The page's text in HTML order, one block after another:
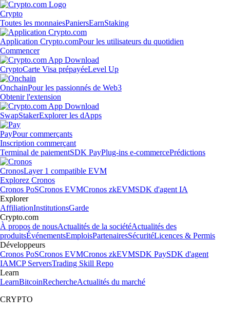
Crypto
Toutes les monnaiesPaniersEarnStaking
Application Crypto.comPour les utilisateurs du quotidien
Commencer
CryptoCarte Visa prépayéeLevel Up
OnchainPour les passionnés de Web3
Obtenir l'extension
SwapStakerExplorer les dApps
PayPour commerçants
Inscription commerçant
Terminal de paiementSDK PayPlug-ins e-commercePrédictions
CronosLayer 1 compatible EVM
Explorez Cronos
Cronos PoSCronos EVMCronos zkEVMSDK d'agent IA
Explorer
AffiliationInstitutionsGarde
Crypto.com
À propos de nousActualités de la sociétéActualités des
produitsÉvénementsEmploisPartenairesSécuritéLicences & Permis
Développeurs
Cronos PoSCronos EVMCronos zkEVMSDK PaySDK d'agent
IAMCP ServersTrading Skill Repo
Learn
LearnBitcoinRechercheActualités du marché
CRYPTO